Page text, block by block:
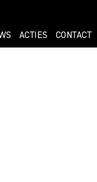
ACTIES CONTACT